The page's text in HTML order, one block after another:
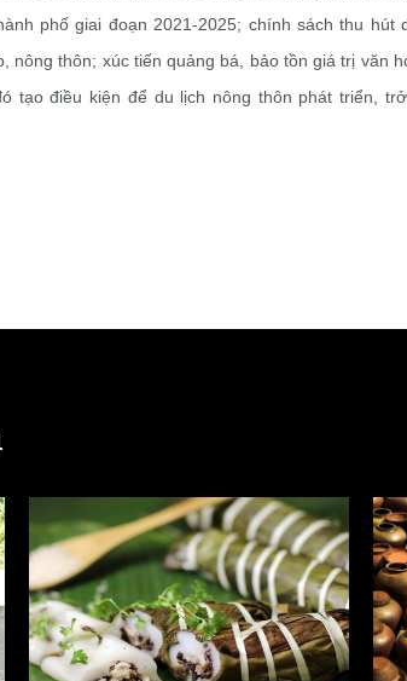
phố giai đoạn 2021-2025; chính sách thu hút
nông thôn; xúc tiến quảng bá, bảo tồn giá trị văn
tạo điều kiện để du lịch nông thôn phát triển,